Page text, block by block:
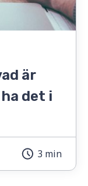
är
det i
3 min